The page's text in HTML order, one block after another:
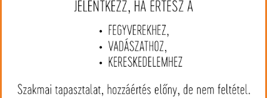
vállkialakítása gyors és teljes gombásodást tesz lehetővé, így a
nagy méretű vad elejtésére.
Lövedék típusa: Ólom hegyű
B.C.(ballisztikai együttható): .310